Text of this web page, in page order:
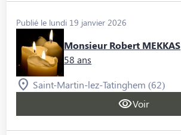
Publié le lundi 19 janvier 2026
Monsieur Robert MEKKAS
58 ans
Saint-Martin-lez-Tatinghem (62)
Voir